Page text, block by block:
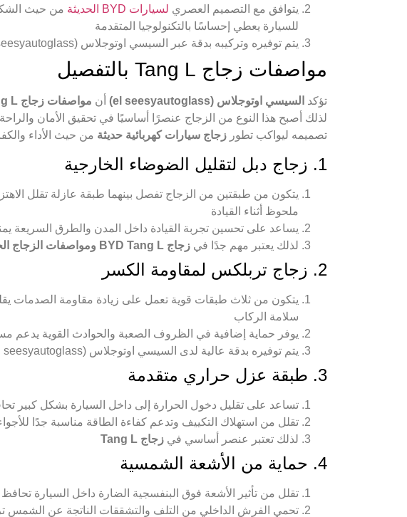
يتوافق مع التصميم العصري لسيارات BYD الحديثة
من حيث
للسيارة يعطي إحساسًا بالتكنولوجيا المتقدمة
يتم توفيره وتركيبه بدقة عبر السيسي اوتوجلاس (el seesyautoglass) لضمان أفضل أداء
مواصفات زجاج Tang L بالتفصيل
تؤكد السيسي اوتوجلاس (el seesyautoglass) أن مواصفات زجاج Tang L
لذلك أصبح هذا النوع من الزجاج عنصرًا أساسيًا في تحقيق الأمان والراحة
تصميمه ليواكب تطور زجاج سيارات كهربائية حديثة من حيث الأداء
1. زجاج دبل لتقليل الضوضاء الخارجية
يتكون من طبقتين من الزجاج تفصل بينهما طبقة عازلة تقلل
ملحوظ أثناء القيادة
يساعد على تحسين تجربة القيادة داخل المدن والطرق السريعة
لذلك يعتبر مهم جدًا في زجاج BYD Tang L ومواصفات الزجاج الحديث
2. زجاج تربلكس لمقاومة الكسر
يتكون من ثلاث طبقات قوية تعمل على زيادة مقاومة الصدمات
سلامة الركاب
يوفر حماية إضافية في الظروف الصعبة والحوادث القوية يدعم
يتم توفيره بدقة عالية لدى السيسي اوتوجلاس (el seesyautoglass)
3. طبقة عزل حراري متقدمة
تساعد على تقليل دخول الحرارة إلى داخل السيارة بشكل كبير
تقلل من استهلاك التكييف وتدعم كفاءة الطاقة مناسبة جدًا
لذلك تعتبر عنصر أساسي في زجاج Tang L
4. حماية من الأشعة الشمسية
تقلل من تأثير الأشعة فوق البنفسجية الضارة داخل السيارة
تحمي الفرش الداخلي من التلف والتشققات الناتجة عن الشمس